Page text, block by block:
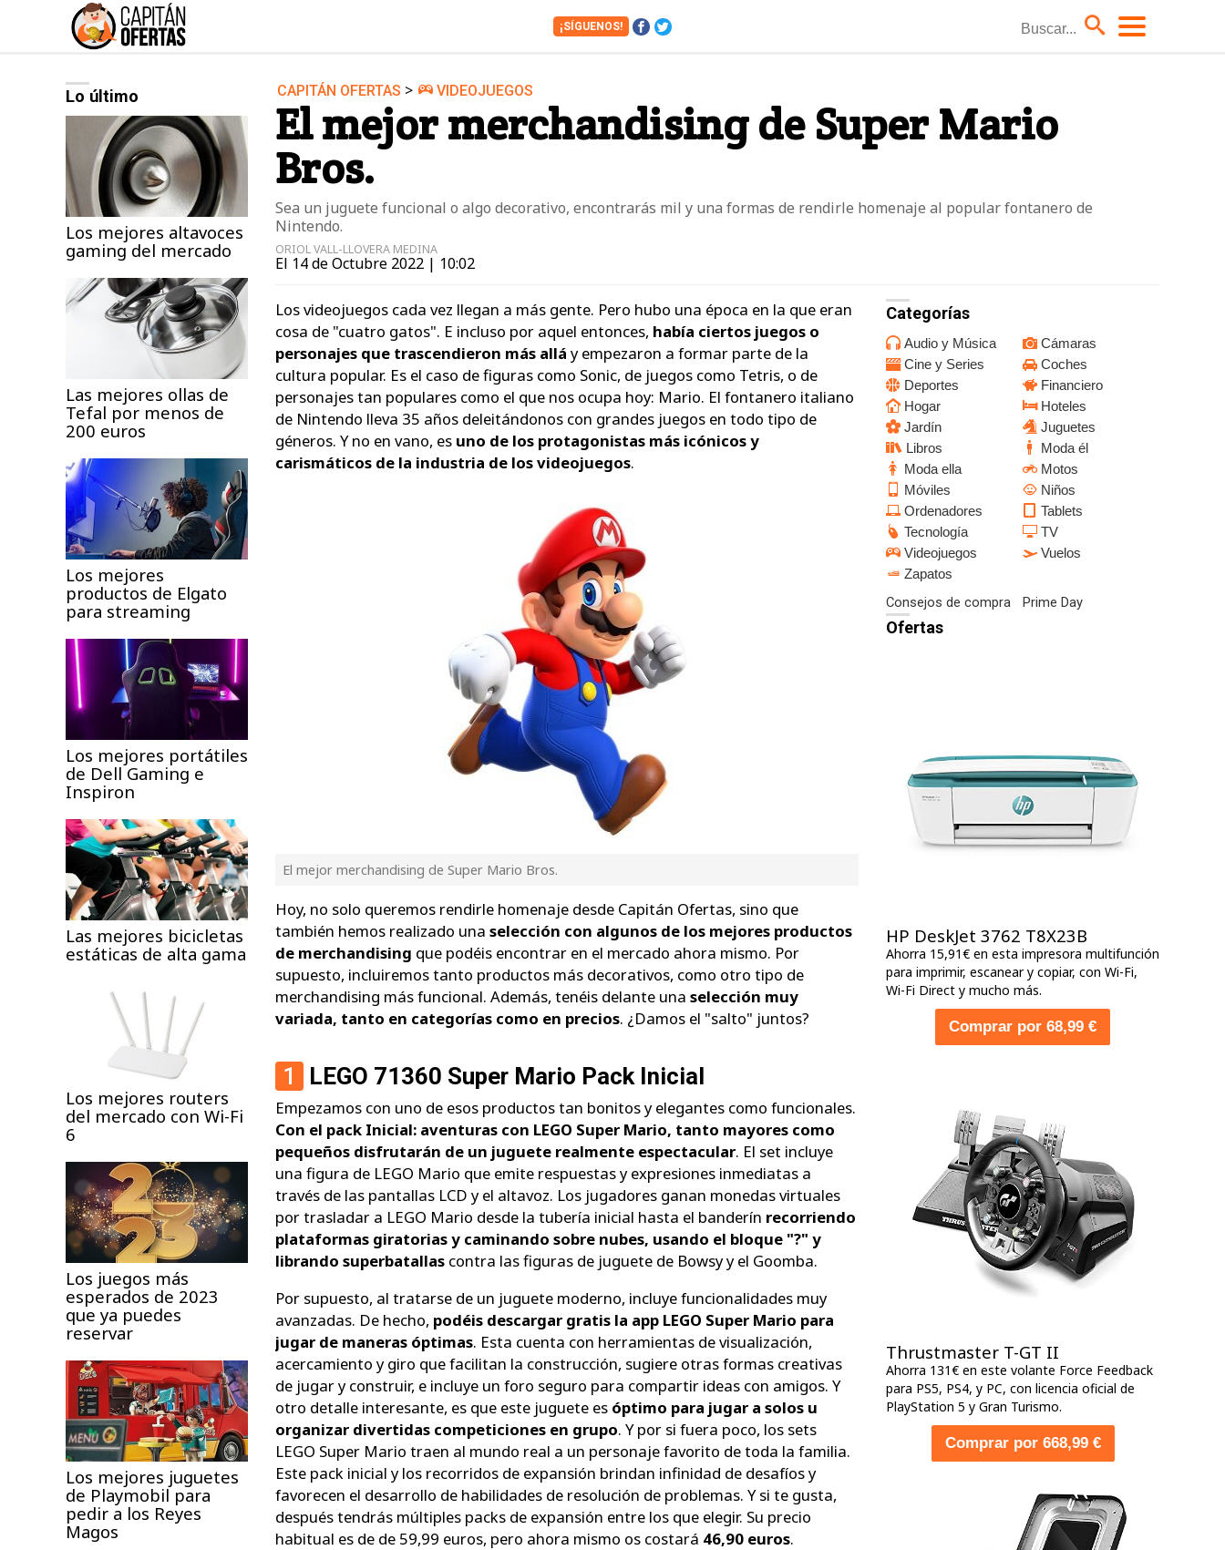
¡SÍGUENOS!
Audio y Música Cámaras
Deportes
Financiero Hogar
Hoteles
Jardín
Moda ella
Ordenadores
Tecnología
Videojuegos
Vuelos
Lo último
Los mejores altavoces
gaming del mercado
Las mejores ollas de
Tefal por menos de
200 euros
Los mejores
productos de Elgato
para streaming
Los mejores portátiles
de Dell Gaming e
Inspiron
Las mejores bicicletas
estáticas de alta gama
Los mejores routers
del mercado con Wi-Fi
6
Los juegos más
esperados de 2023
que ya puedes
reservar
Los mejores juguetes
de Playmobil para
pedir a los Reyes
Magos
CAPITÁN OFERTAS > VIDEOJUEGOS
El mejor merchandising de Super Mario
Bros.
Sea un juguete funcional o algo decorativo, encontrarás mil y una formas de rendirle homenaje al popular fontanero de
Nintendo.
ORIOL VALL-LLOVERA MEDINA
El 14 de Octubre 2022 | 10:02
Los videojuegos cada vez llegan a más gente. Pero hubo una época en la que eran
cosa de "cuatro gatos". E incluso por aquel entonces, había ciertos juegos o
personajes que trascendieron más allá y empezaron a formar parte de la
cultura popular. Es el caso de figuras como Sonic, de juegos como Tetris, o de
personajes tan populares como el que nos ocupa hoy: Mario. El fontanero italiano
de Nintendo lleva 35 años deleitándonos con grandes juegos en todo tipo de
géneros. Y no en vano, es uno de los protagonistas más icónicos y
carismáticos de la industria de los videojuegos.
El mejor merchandising de Super Mario Bros.
Hoy, no solo queremos rendirle homenaje desde Capitán Ofertas, sino que
también hemos realizado una selección con algunos de los mejores productos
de merchandising que podéis encontrar en el mercado ahora mismo. Por
supuesto, incluiremos tanto productos más decorativos, como otro tipo de
merchandising más funcional. Además, tenéis delante una selección muy
variada, tanto en categorías como en precios. ¿Damos el "salto" juntos?
1 LEGO 71360 Super Mario Pack Inicial
Empezamos con uno de esos productos tan bonitos y elegantes como funcionales.
Con el pack Inicial: aventuras con LEGO Super Mario, tanto mayores como
pequeños disfrutarán de un juguete realmente espectacular. El set incluye
una figura de LEGO Mario que emite respuestas y expresiones inmediatas a
través de las pantallas LCD y el altavoz. Los jugadores ganan monedas virtuales
por trasladar a LEGO Mario desde la tubería inicial hasta el banderín recorriendo
plataformas giratorias y caminando sobre nubes, usando el bloque "?" y
librando superbatallas contra las figuras de juguete de Bowsy y el Goomba.
Por supuesto, al tratarse de un juguete moderno, incluye funcionalidades muy
avanzadas. De hecho, podéis descargar gratis la app LEGO Super Mario para
jugar de maneras óptimas. Esta cuenta con herramientas de visualización,
acercamiento y giro que facilitan la construcción, sugiere otras formas creativas
de jugar y construir, e incluye un foro seguro para compartir ideas con amigos. Y
otro detalle interesante, es que este juguete es óptimo para jugar a solos u
organizar divertidas competiciones en grupo. Y por si fuera poco, los sets
LEGO Super Mario traen al mundo real a un personaje favorito de toda la familia.
Este pack inicial y los recorridos de expansión brindan infinidad de desafíos y
favorecen el desarrollo de habilidades de resolución de problemas. Y si te gusta,
después tendrás múltiples packs de expansión entre los que elegir. Su precio
habitual es de de 59,99 euros, pero ahora mismo os costará 46,90 euros.
Categorías
Audio y Música
Cámaras
Cine y Series
Coches
Deportes
Financiero
Hogar
Hoteles
Jardín
Juguetes
Libros
Moda él
Moda ella
Motos
Móviles
Niños
Ordenadores
Tablets
Tecnología
TV
Videojuegos
Vuelos
Zapatos
Consejos de compra Prime Day
Ofertas
HP DeskJet 3762 T8X23B
Ahorra 15,91€ en esta impresora multifunción
para imprimir, escanear y copiar, con Wi-Fi,
Wi-Fi Direct y mucho más.
Comprar por 68,99 €
Thrustmaster T-GT II
Ahorra 131€ en este volante Force Feedback
para PS5, PS4, y PC, con licencia oficial de
PlayStation 5 y Gran Turismo.
Comprar por 668,99 €